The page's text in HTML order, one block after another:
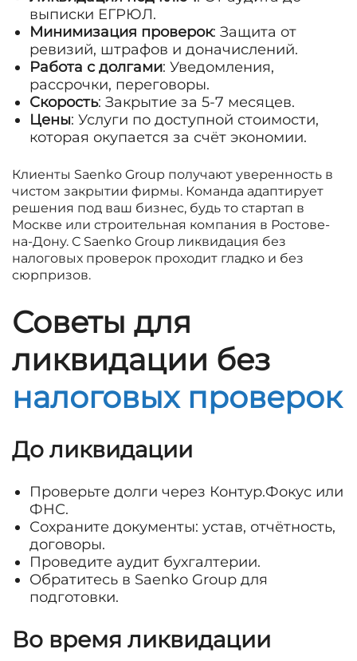
выписки ЕГРЮЛ.
Минимизация проверок: Защита от
ревизий, штрафов и доначислений.
Работа с долгами: Уведомления,
рассрочки, переговоры.
Скорость: Закрытие за 5-7 месяцев.
Цены: Услуги по доступной стоимости,
которая окупается за счёт экономии.
Клиенты Saenko Group получают уверенность в
чистом закрытии фирмы. Команда адаптирует
решения под ваш бизнес, будь то стартап в
Москве или строительная компания в Ростове-
на-Дону. С Saenko Group ликвидация без
налоговых проверок проходит гладко и без
сюрпризов.
Советы для
ликвидации без
налоговых проверок
До ликвидации
Проверьте долги через Контур.Фокус или
ФНС.
Сохраните документы: устав, отчётность,
договоры.
Проведите аудит бухгалтерии.
Обратитесь в Saenko Group для
подготовки.
Во время ликвидации